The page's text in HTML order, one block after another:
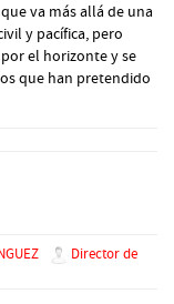
va más allá de una
y pacífica, pero
el horizonte y se
que han pretendido
Director de